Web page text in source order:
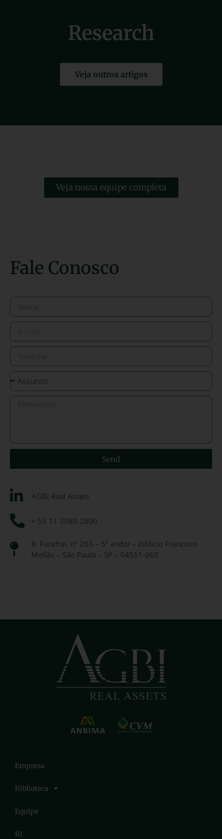
Research
Veja outros artigos
Veja nossa equipe completa
Fale Conosco
Send
AGBI Real Assets
+ 55 11 3080-2800
R. Funchal, nº 263 – 5° andar – Edifício Francisco
Mellão – São Paulo – SP – 04551-060
Empresa
Biblioteca
Equipe
RI